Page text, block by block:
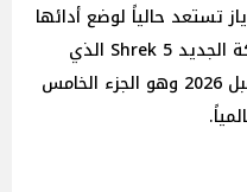
تستعد حالياً لوضع أدائها
الصوتي على فيلم الرسوم المتحركة الجديد Shrek 5 الذي
سيُعرض بالسينمات في العام المُقبل 2026 وهو الجزء الخامس